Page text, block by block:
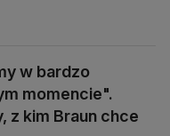
w bardzo
momencie".
z kim Braun chce